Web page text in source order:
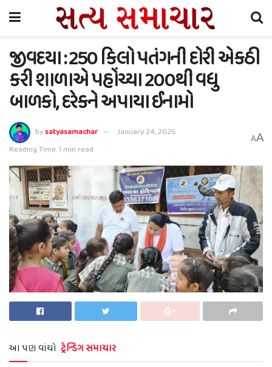
જીવદયા : 250 કિલો પતંગની દોરી એકઠી
કરી શાળાએ પહોંચ્યા 200થી વધુ
બાળકો, દરેકને અપાયા ઈનામો
bysatyasamachar
January 24, 2026
Reading Time: 1 min read
AA
આ પણ વાંચો ટ્રેન્ડિંગ સમાચાર